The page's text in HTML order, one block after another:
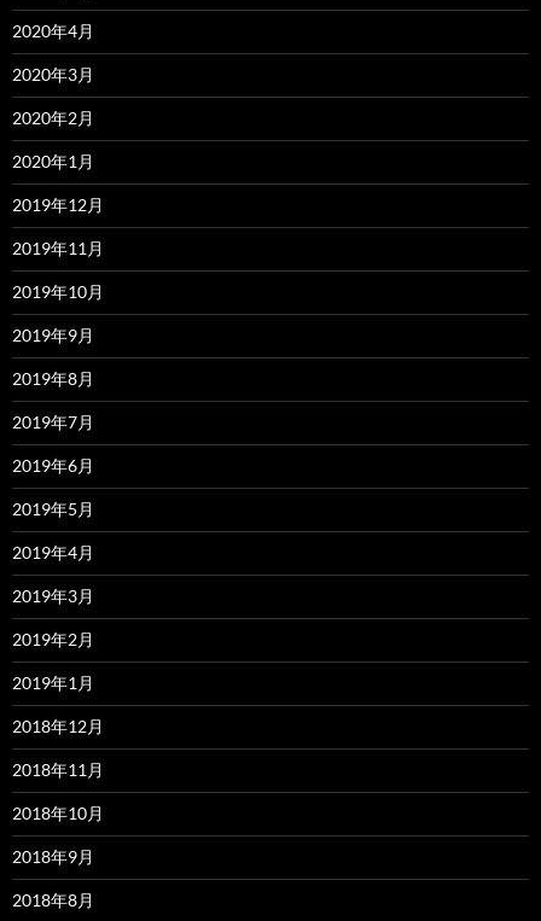
2020年4月
2020年3月
2020年2月
2020年1月
2019年12月
2019年11月
2019年10月
2019年9月
2019年8月
2019年7月
2019年6月
2019年5月
2019年4月
2019年3月
2019年2月
2019年1月
2018年12月
2018年11月
2018年10月
2018年9月
2018年8月